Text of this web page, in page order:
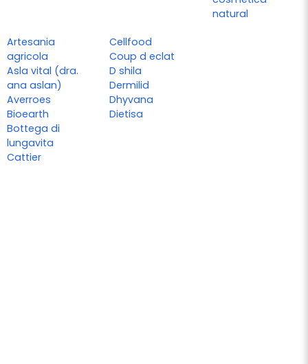
natural
Artesania
agricola
Asla vital (dra.
ana aslan)
Averroes
Bioearth
Bottega di
lungavita
Cattier
Cellfood
Coup d eclat
D shila
Dermilid
Dhyvana
Dietisa